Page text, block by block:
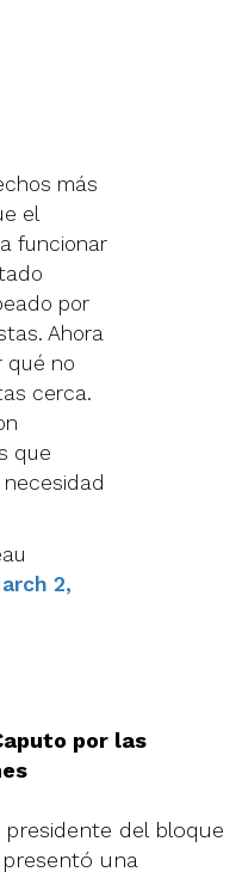
más
el
funcionar
por
Ahora
qué no
cerca.
que
2,
por las
presidente del bloque
una